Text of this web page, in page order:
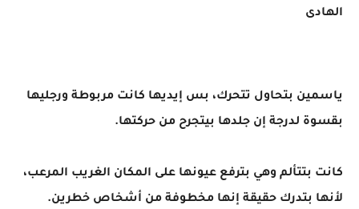
الهادى
ياسمين بتحاول تتحرك، بس إيديها كانت مربوطة ورجليها
بقسوة لدرجة إن جلدها بيتجرح من حركتها.
كانت بتتألم وهي بترفع عيونها على المكان الغريب المرعب،
لأنها بتدرك حقيقة إنها مخطوفة من أشخاص خطرين.